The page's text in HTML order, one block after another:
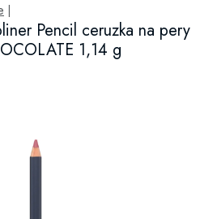
Pencil ceruzka na pery
1,14 g